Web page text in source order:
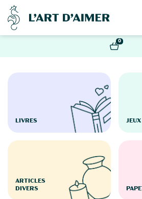
0
LIVRES JEUX
ARTICLES
DIVERS